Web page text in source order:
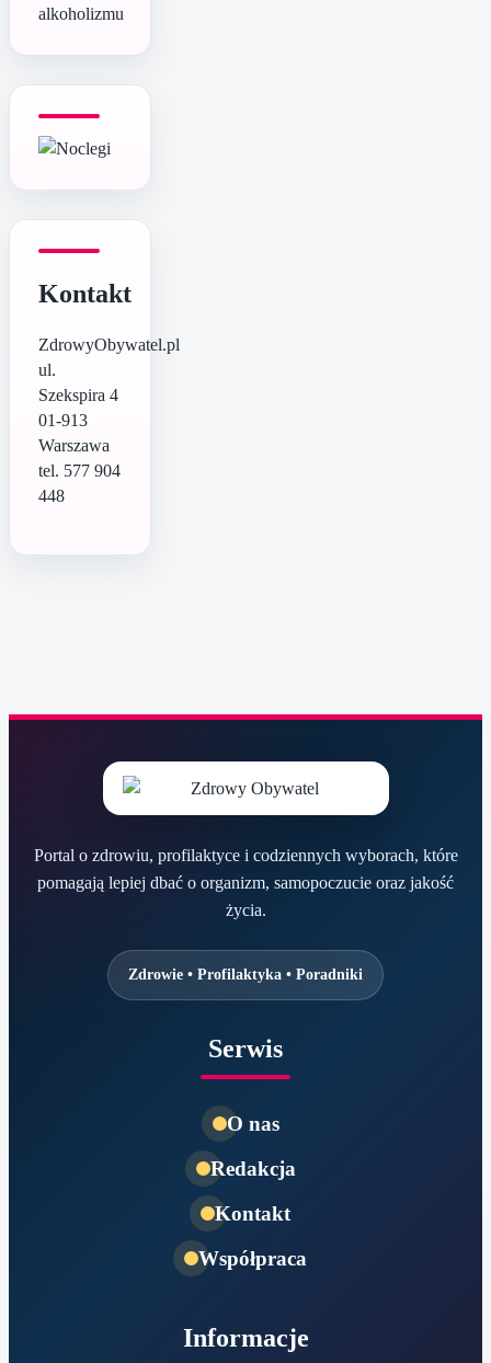
alkoholizmu
Kontakt
ZdrowyObywatel.pl
ul.
Szekspira 4
01-913
Warszawa
tel. 577 904
448
Portal o zdrowiu, profilaktyce i codziennych wyborach, które
pomagają lepiej dbać o organizm, samopoczucie oraz jakość
życia.
Zdrowie • Profilaktyka • Poradniki
Serwis
O nas
Redakcja
Kontakt
Współpraca
Informacje